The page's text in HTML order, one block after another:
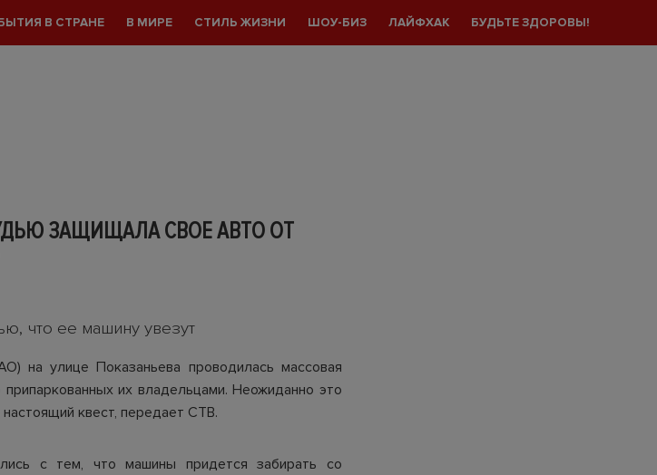
В СТРАНЕ В МИРЕ СТИЛЬ ЖИЗНИ ШОУ-БИЗ ЛАЙФХАК БУДЬТЕ ЗДОРОВЫ!
ЗАЩИЩАЛА СВОЕ АВТО ОТ
что ее машину увезут
на улице Показаньева проводилась массовая
припаркованных их владельцами. Неожиданно это
квест, передает СТВ.
с тем, что машины придется забирать со